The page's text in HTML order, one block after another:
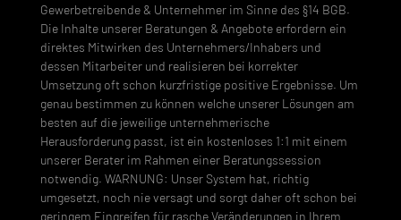
Gewerbetreibende & Unternehmer im Sinne des §14 BGB.
Die Inhalte unserer Beratungen & Angebote erfordern ein
direktes Mitwirken des Unternehmers/Inhabers und
dessen Mitarbeiter und realisieren bei korrekter
Umsetzung oft schon kurzfristige positive Ergebnisse. Um
genau bestimmen zu können welche unserer Lösungen am
besten auf die jeweilige unternehmerische
Herausforderung passt, ist ein kostenloses 1:1 mit einem
unserer Berater im Rahmen einer Beratungssession
notwendig. WARNUNG: Unser System hat, richtig
umgesetzt, noch nie versagt und sorgt daher oft schon bei
geringem Eingreifen für rasche Veränderungen in Ihrem